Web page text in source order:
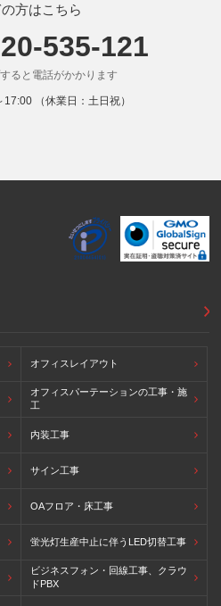
方はこちら
535-121
ると電話がかかります
（休業日：土日祝）
オフィスレイアウト
オフィスパーテーションの工事・施
工
内装工事
サイン工事
OAフロア・床工事
蛍光灯生産中止に伴うLED切替工事
ビジネスフォン・回線工事、クラウ
ドPBX